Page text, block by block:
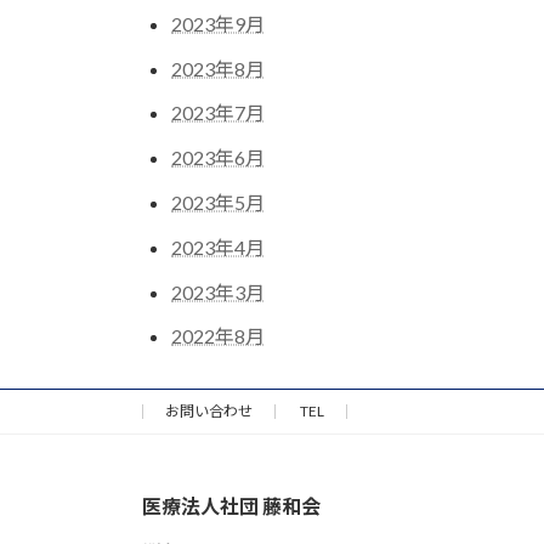
2023年9月
2023年8月
2023年7月
2023年6月
2023年5月
2023年4月
2023年3月
2022年8月
お問い合わせ TEL
医療法人社団 藤和会